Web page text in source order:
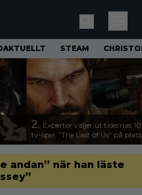
STEAM
2. Experter väljer ut tidernas
tv-spel: ”The Last of Us” på
andan” när han läste